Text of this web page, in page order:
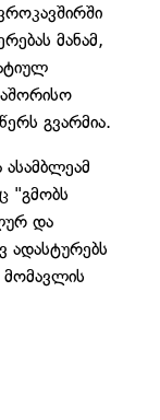
მანამ,
გვარმია.
"გმობს
და
ადასტურებს